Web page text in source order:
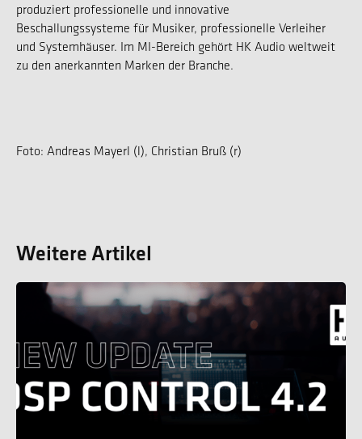
produziert professionelle und innovative
Beschallungssysteme für Musiker, professionelle Verleiher
und Systemhäuser. Im MI-Bereich gehört HK Audio weltweit
zu den anerkannten Marken der Branche.
Foto: Andreas Mayerl (l), Christian Bruß (r)
Weitere Artikel